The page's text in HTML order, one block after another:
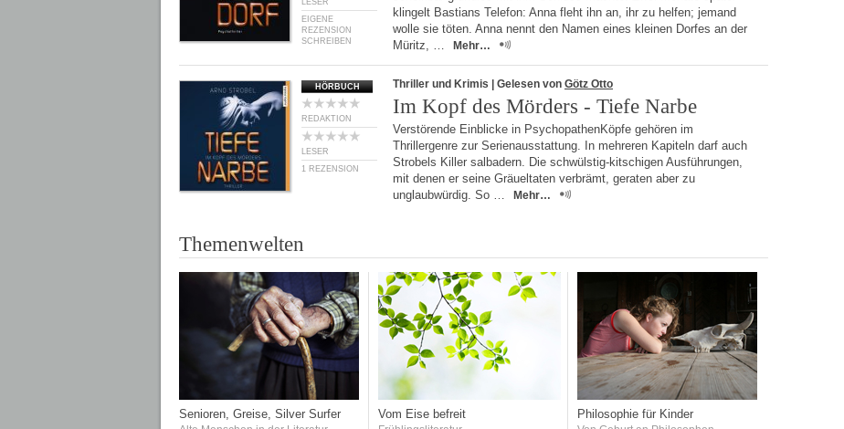
LESER
EIGENE
REZENSION
SCHREIBEN
klingelt Bastians Telefon: Anna fleht ihn an, ihr zu helfen; jemand
wolle sie töten. Anna nennt den Namen eines kleinen Dorfes an der
Müritz, …
Mehr…
HÖRBUCH
REDAKTION
LESER
1 REZENSION
Thriller und Krimis | Gelesen von Götz Otto
Im Kopf des Mörders - Tiefe Narbe
Verstörende Einblicke in PsychopathenKöpfe gehören im
Thrillergenre zur Serienausstattung. In mehreren Kapiteln darf auch
Strobels Killer salbadern. Die schwülstig-kitschigen Ausführungen,
mit denen er seine Gräueltaten verbrämt, geraten aber zu
unglaubwürdig. So …
Mehr…
Themenwelten
Senioren, Greise, Silver Surfer Vom Eise befreit Philosophie für Kinder